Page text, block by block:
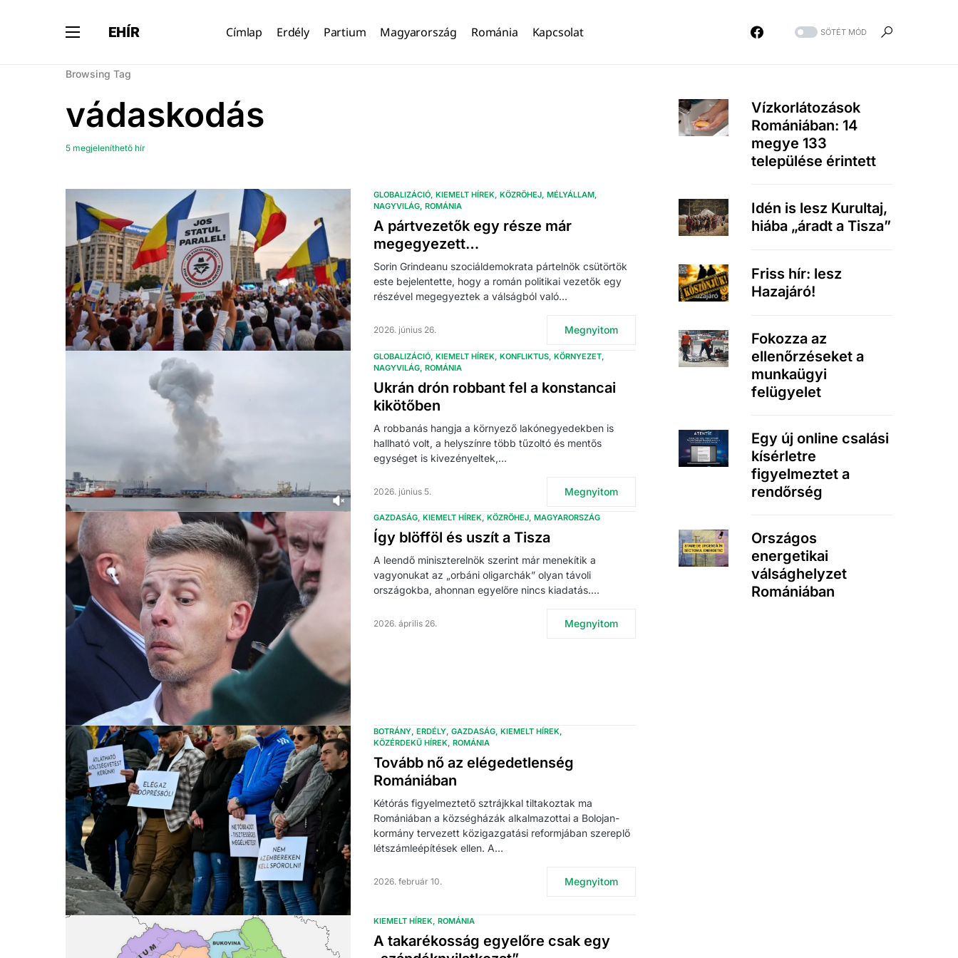
EHÍR Címlap Erdély Partium Magyarország Románia Kapcsolat SÖTÉT MÓD
Browsing Tag
vádaskodás
5 megjeleníthető hír
GLOBALIZÁCIÓ KIEMELT HÍREK KÖZRÖHEJ MÉLYÁLLAM
NAGYVILÁG ROMÁNIA
A pártvezetők egy része már
megegyezett…
Sorin Grindeanu szociáldemokrata pártelnök csütörtök
este bejelentette, hogy a román politikai vezetők egy
részével megegyeztek a válságból való…
2026. június 26. Megnyitom
GLOBALIZÁCIÓ KIEMELT HÍREK KONFLIKTUS KÖRNYEZET
NAGYVILÁG ROMÁNIA
Ukrán drón robbant fel a konstancai
kikötőben
A robbanás hangja a környező lakónegyedekben is
hallható volt, a helyszínre több tűzoltó és mentős
egységet is kivezényeltek,…
2026. június 5. Megnyitom
GAZDASÁG KIEMELT HÍREK KÖZRÖHEJ MAGYARORSZÁG
Így blöfföl és uszít a Tisza
A leendő miniszterelnök szerint már menekítik a
vagyonukat az „orbáni oligarchák” olyan távoli
országokba, ahonnan egyelőre nincs kiadatás.…
2026. április 26. Megnyitom
BOTRÁNY ERDÉLY GAZDASÁG KIEMELT HÍREK
KÖZÉRDEKŰ HÍREK ROMÁNIA
Tovább nő az elégedetlenség
Romániában
Kétórás figyelmeztető sztrájkkal tiltakoztak ma
Romániában a községházák alkalmazottai a Bolojan-
kormány tervezett közigazgatási reformjában szereplő
létszámleépítések ellen. A…
2026. február 10. Megnyitom
KIEMELT HÍREK ROMÁNIA
A takarékosság egyelőre csak egy
Vízkorlátozások
Romániában: 14
megye 133
települése érintett
Idén is lesz Kurultaj,
hiába „áradt a Tisza”
Friss hír: lesz
Hazajáró!
Fokozza az
ellenőrzéseket a
munkaügyi
felügyelet
Egy új online csalási
kísérletre
figyelmeztet a
rendőrség
Országos
energetikai
válsághelyzet
Romániában